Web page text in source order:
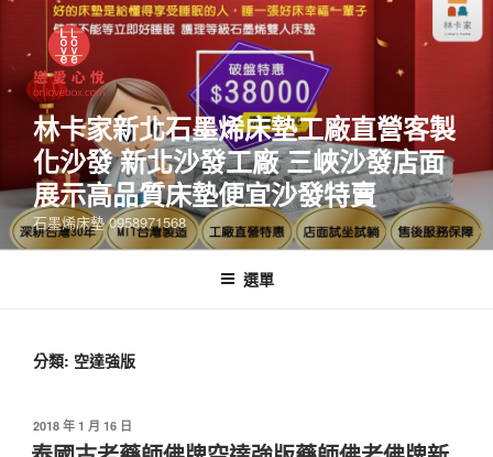
林卡家新北石墨烯床墊工廠直營客製
化沙發 新北沙發工廠 三峽沙發店面
展示高品質床墊便宜沙發特賣
石墨烯床墊 0958971568
選單
分類: 空達強版
2018 年 1 月 16 日